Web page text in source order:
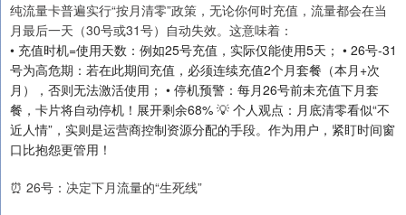
纯流量卡普遍实行“按月清零”政策，无论你何时充值，流量都会在当
月最后一天（30号或31号）自动失效。这意味着：
• 充值时机=使用天数：例如25号充值，实际仅能使用5天； • 26号-31
号为高危期：若在此期间充值，必须连续充值2个月套餐（本月+次
月），否则无法激活使用； • 停机预警：每月26号前未充值下月套
餐，卡片将自动停机！展开剩余68% 💡 个人观点：月底清零看似“不
近人情”，实则是运营商控制资源分配的手段。作为用户，紧盯时间窗
口比抱怨更管用！
⏰ 26号：决定下月流量的“生死线”